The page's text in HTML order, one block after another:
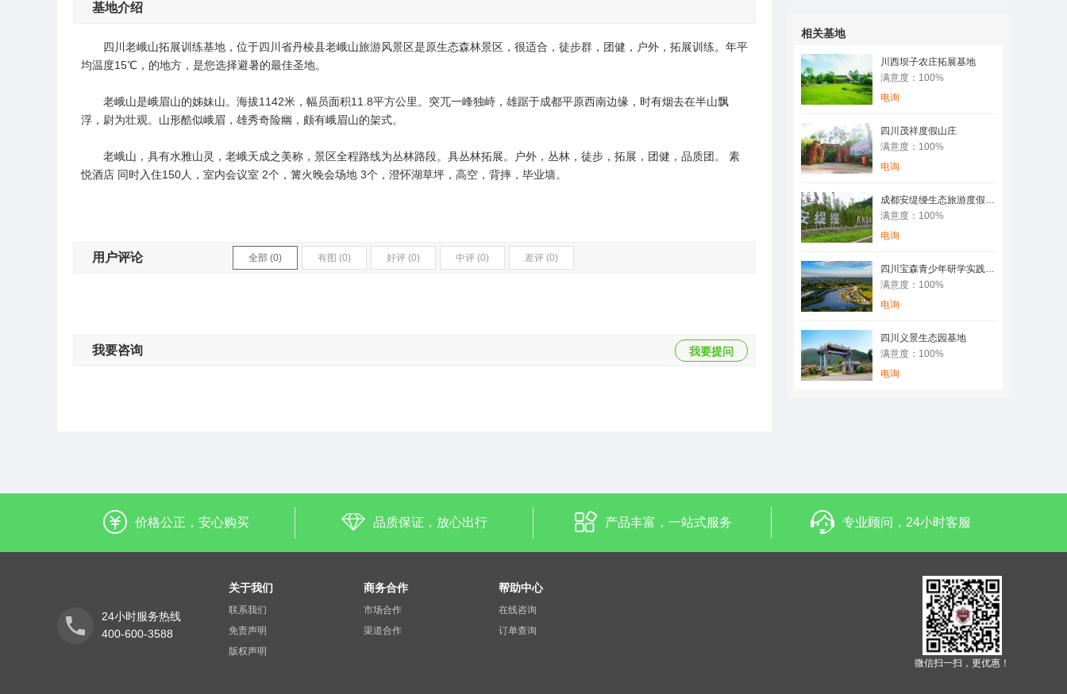
基地介绍
四川老峨山拓展训练基地，位于四川省丹棱县老峨山旅游风景区是原生态森林景区，很适合，徒步群，团健，户外，拓展训练。年平
均温度15℃，的地方，是您选择避暑的最佳圣地。
老峨山是峨眉山的姊妹山。海拔1142米，幅员面积11.8平方公里。突兀一峰独峙，雄踞于成都平原西南边缘，时有烟去在半山飘
浮，尉为壮观。山形酷似峨眉，雄秀奇险幽，颇有峨眉山的架式。
老峨山，具有水雅山灵，老峨天成之美称，景区全程路线为丛林路段。具丛林拓展。户外，丛林，徒步，拓展，团健，品质团。 素
悦酒店 同时入住150人，室内会议室 2个，篝火晚会场地 3个，澄怀湖草坪，高空，背摔，毕业墙。
用户评论 全部 (0) 有图 (0) 好评 (0) 中评 (0) 差评 (0)
我要咨询 我要提问
相关基地
川西坝子农庄拓展基地
满意度：100%
电询
四川茂祥度假山庄
满意度：100%
电询
成都安缇缦生态旅游度假基地
满意度：100%
电询
四川宝森青少年研学实践教育基地
满意度：100%
电询
四川义景生态园基地
满意度：100%
电询
价格公正，安心购买 品质保证，放心出行 产品丰富，一站式服务 专业顾问，24小时客服
24小时服务热线
400-600-3588
关于我们
联系我们
免责声明
版权声明
商务合作
市场合作
渠道合作
帮助中心
在线咨询
订单查询
微信扫一扫，更优惠！